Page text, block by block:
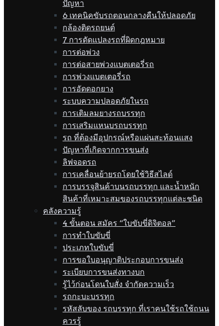
ปัญหา
6 เทคนิคขับรถตอนกลางคืนให้ปลอดภัย
กล้องติดรถยนต์
7 การดัดแปลงรถที่ผิดกฎหมาย
การต่อพ่วง
การต่อสายพ่วงแบตเตอรี่รถ
การพ่วงแบตเตอรี่รถ
การอัดดอกยาง
ระบบความปลอดภัยในรถ
การเติมลมยางรถบรรทุก
การเสริมแหนบรถบรรทุก
รถ ที่ต้องมีอุปกรณ์หรือแผ่นสะท้อนแสง
ปัญหาที่เกิดจากการขนส่ง
ลิฟจอดรถ
การเคลื่อนย้ายรถโดยใช้วิธีสไลด์
การบรรจุสินค้าบนรถบรรทุก และน้ำหนัก
สินค้าที่เหมาะสมของรถบรรทุกแต่ละชนิด
คลังความรู้
4 ขั้นตอน สมัคร “ใบขับขี่ดิจิตอล”
การทำใบขับขี่
ประเภทใบขับขี่
การขอใบอนุญาติประกอบการขนส่ง
ระเบียบการขนส่งทางบก
รู้ไว้ก่อนโดนใบสั่ง จำกัดความเร็ว
รถกะบะบรรทุก
รหัสลับของ รถบรรทุก ที่เราคนใช้รถใช้ถนน
ควรรู้